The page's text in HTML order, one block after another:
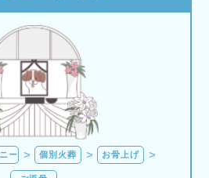
ー 個別火葬 お骨上げ